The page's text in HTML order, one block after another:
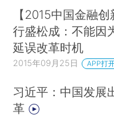
【2015中国金融
行盛松成：不能因
延误改革时机
2015年09月25日 APP打
习近平：中国发展
革